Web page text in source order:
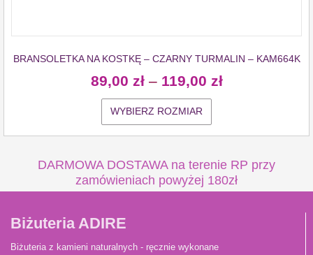
BRANSOLETKA NA KOSTKĘ – CZARNY TURMALIN – KAM664K
89,00 zł – 119,00 zł
WYBIERZ ROZMIAR
DARMOWA DOSTAWA na terenie RP przy
zamówieniach powyżej 180zł
Biżuteria ADIRE
Biżuteria z kamieni naturalnych - ręcznie wykonane